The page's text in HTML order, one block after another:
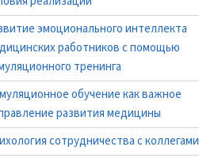
эмоционального интеллекта
работников с помощью
тренинга
обучение как важное
развития медицины
сотрудничества с коллегами